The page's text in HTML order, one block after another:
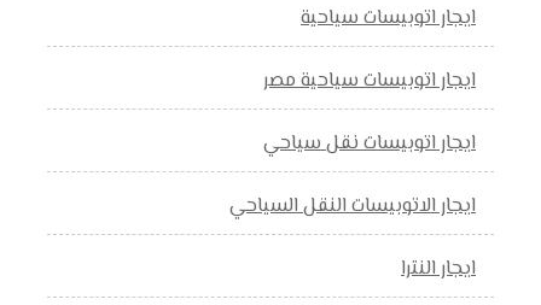
ايجار اتوبيسات سياحية
ايجار اتوبيسات سياحية مصر
ايجار اتوبيسات نقل سياحي
ايجار الاتوبيسات النقل السياحي
ايجار النترا